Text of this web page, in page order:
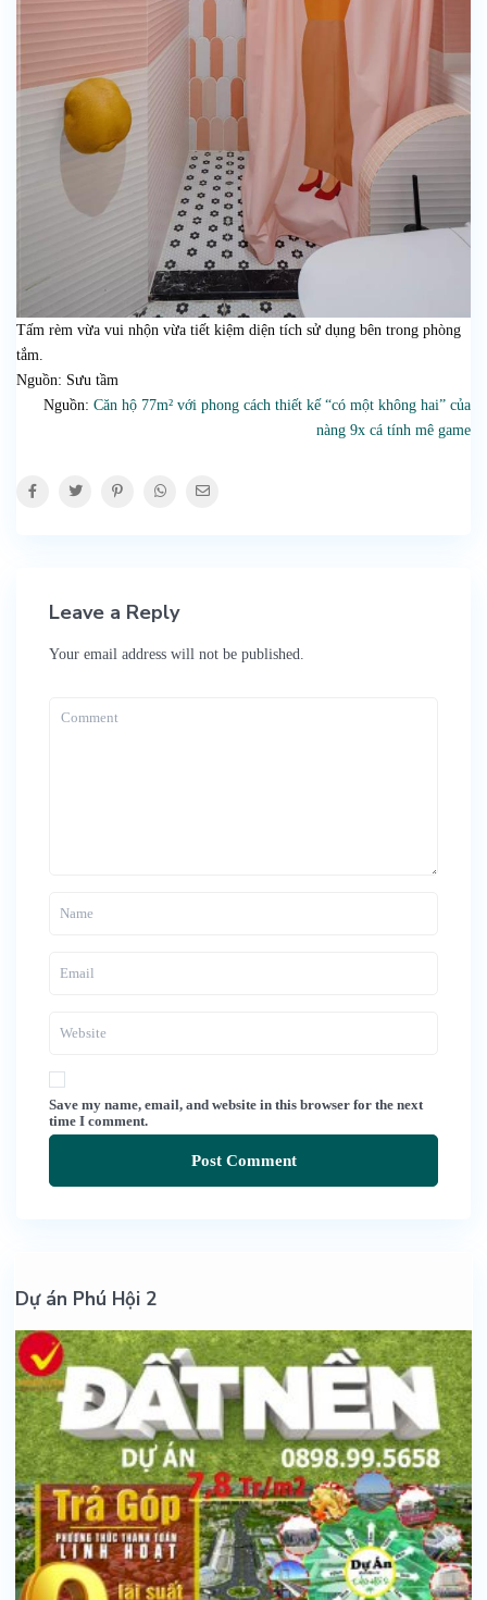
Tấm rèm vừa vui nhộn vừa tiết kiệm diện tích sử dụng bên trong phòng
tắm.
Nguồn: Sưu tầm
Nguồn: Căn hộ 77m² với phong cách thiết kế “có một không hai” của
nàng 9x cá tính mê game
Leave a Reply
Your email address will not be published.
Save my name, email, and website in this browser for the next
time I comment.
Dự án Phú Hội 2